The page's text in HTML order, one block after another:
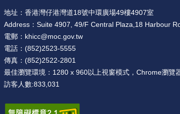
地址： 香港灣仔港灣道18號中環廣場49樓4907室
Address： Suite 4907, 49/F Central Plaza,18 Harbour
電郵： khicc@moc.gov.tw
電話： (852)2523-5555
傳真： (852)2522-2801
最佳瀏覽環境： 1280 x 960以上視窗模式，Chrome瀏覽
訪客人數:833,031